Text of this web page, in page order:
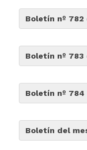
Boletín nº
Boletín nº
Boletín nº 784
Boletín del